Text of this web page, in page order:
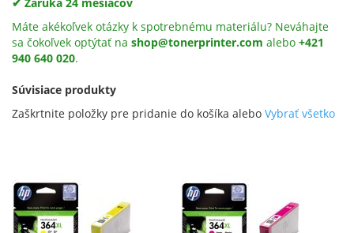
✔ Záruka 24 mesiacov
Máte akékoľvek otázky k spotrebnému materiálu? Neváhajte
sa čokoľvek optýtať na shop@tonerprinter.com alebo +421
940 640 020.
Súvisiace produkty
Zaškrtnite položky pre pridanie do košíka alebo Vybrať všetko